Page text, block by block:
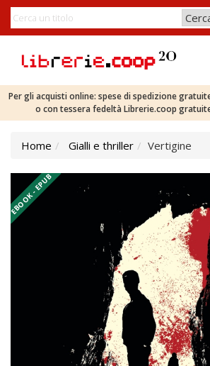
Per gli acquisti online: spese di spedizione
o con tessera fedeltà Librerie.coop
Home Gialli e thriller Vertigine
EBOOK - EPUB